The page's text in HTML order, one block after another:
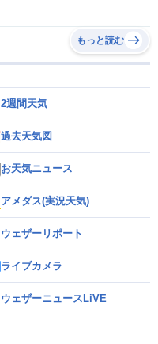
もっと読む
2週間天気
過去天気図
お天気ニュース
アメダス(実況天気)
ウェザーリポート
ライブカメラ
ウェザーニュースLiVE